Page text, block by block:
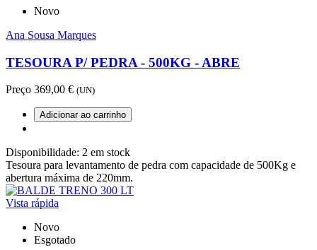
Novo
Ana Sousa Marques
TESOURA P/ PEDRA - 500KG - ABRE
Preço 369,00 € (UN)
Adicionar ao carrinho
Disponibilidade: 2 em stock
Tesoura para levantamento de pedra com capacidade de 500Kg e
abertura máxima de 220mm.
Vista rápida
Novo
Esgotado